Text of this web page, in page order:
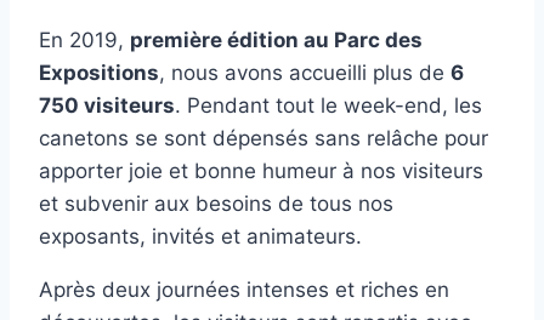
En 2019, première édition au Parc des
Expositions, nous avons accueilli plus de 6
750 visiteurs. Pendant tout le week-end, les
canetons se sont dépensés sans relâche pour
apporter joie et bonne humeur à nos visiteurs
et subvenir aux besoins de tous nos
exposants, invités et animateurs.
Après deux journées intenses et riches en